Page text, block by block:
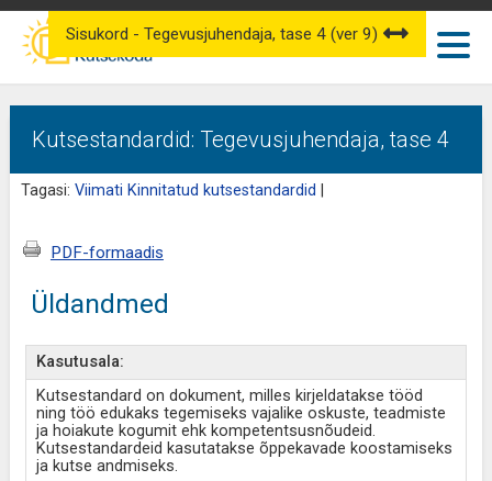
Kutsestandardid: Tegevusjuhendaja, tase 4
Tagasi: Viimati Kinnitatud kutsestandardid
Sisukord - Tegevusjuhendaja, tase 4 (ver 9)
PDF-formaadis
Üldandmed
Kasutusala:
Kutsestandard on dokument, milles kirjeldatakse tööd
ning töö edukaks tegemiseks vajalike oskuste, teadmiste
ja hoiakute kogumit ehk kompetentsusnõudeid.
Kutsestandardeid kasutatakse õppekavade koostamiseks
ja kutse andmiseks.